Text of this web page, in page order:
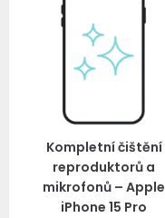
Kompletní čištění
reproduktorů a
mikrofonů – Apple
iPhone 15 Pro